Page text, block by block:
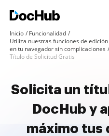
Inicio
Funcionalidad
Utiliza nuestras funciones de
en tu navegador sin complicaciones
Título de Solicitud Gratis
Solicita un
DocHub y
máximo tus